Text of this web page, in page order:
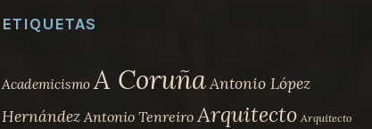
ETIQUETAS
Academicismo A CoruñaAntonio López
Hernández Antonio Tenreiro Arquitecto Arquitecto